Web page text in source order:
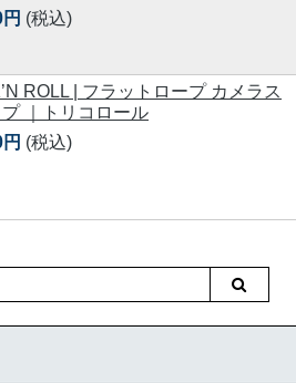
(税込)
ROLL | フラットロープ カメラス
プ ｜トリコロール
(税込)